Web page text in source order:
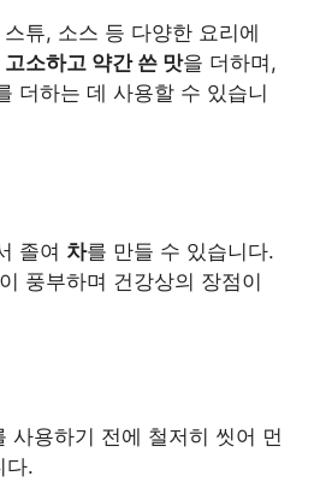
튜, 소스 등 다양한 요리에
고소하고 약간 쓴 맛을 더하며,
더하는 데 사용할 수 있습니
졸여 차를 만들 수 있습니다.
풍부하며 건강상의 장점이
사용하기 전에 철저히 씻어 먼
다.